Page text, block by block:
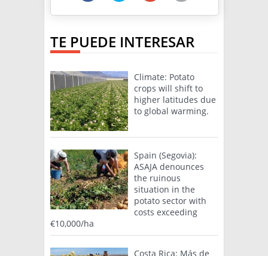
TE PUEDE INTERESAR
Climate: Potato
crops will shift to
higher latitudes due
to global warming.
Spain (Segovia):
ASAJA denounces
the ruinous
situation in the
potato sector with
costs exceeding
€10,000/ha
Costa Rica: Más de